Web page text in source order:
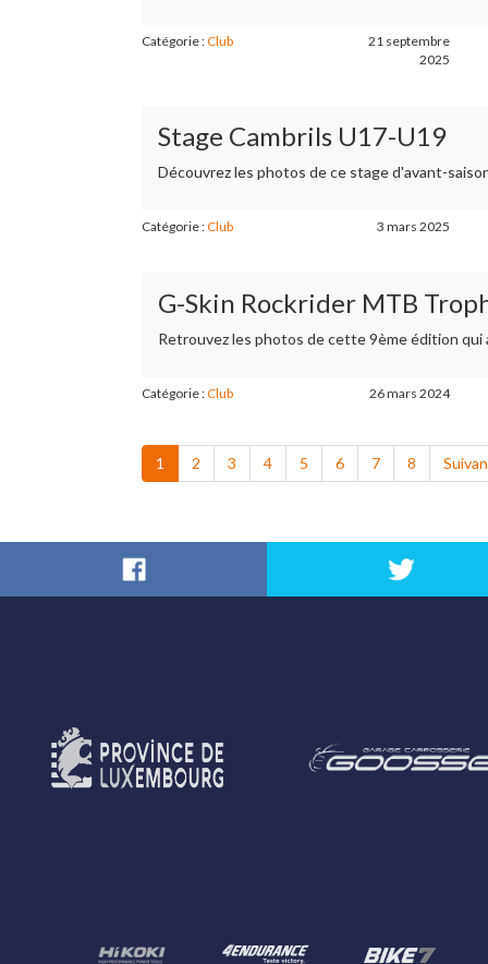
Catégorie :Club
21 septembre
2025
Stage Cambrils U17-U19
Découvrez les photos de ce stage d'avant-
Catégorie :Club 3 mars 2025
G-Skin Rockrider MTB
Retrouvez les photos de cette 9ème édition qui
Catégorie :Club 26 mars 2024
1 2 3 4 5 6 7 8